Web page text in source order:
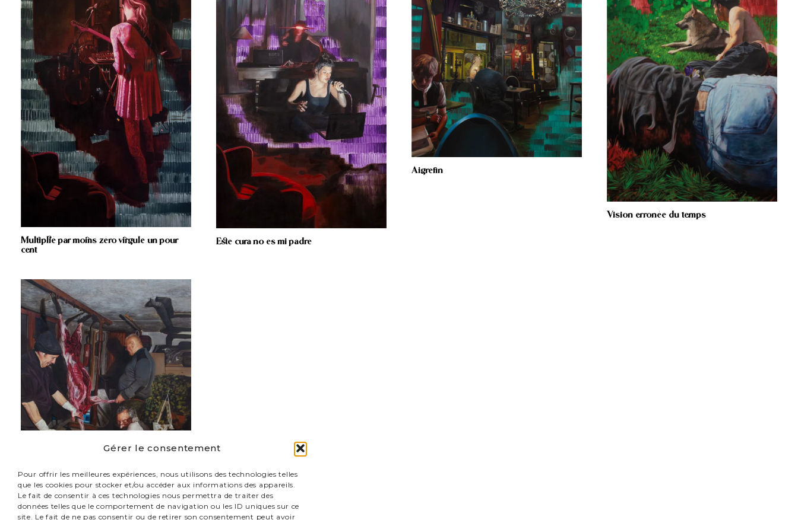
Gérer le consentement
Pour offrir les meilleures expériences, nous utilisons des technologies telles
que les cookies pour stocker et/ou accéder aux informations des appareils.
Le fait de consentir à ces technologies nous permettra de traiter des
données telles que le comportement de navigation ou les ID uniques sur ce
site. Le fait de ne pas consentir ou de retirer son consentement peut avoir
Multiplié par moins zéro virgule un pour
cent
Este cura no es mi padre
Aigrefin
Vision erronée du temps